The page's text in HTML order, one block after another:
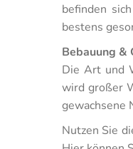
befinden
bestens
Bebauung &
Die Art und
wird großer
gewachsene
Nutzen Sie